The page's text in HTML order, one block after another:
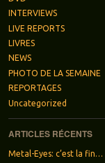
INTERVIEWS
LIVE REPORTS
LIVRES
NEWS
PHOTO DE LA SEMAINE
REPORTAGES
Uncategorized
ARTICLES RÉCENTS
Metal-Eyes: c’est la fin…